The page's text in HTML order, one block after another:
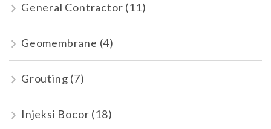
General Contractor (11)
Geomembrane (4)
Grouting (7)
Injeksi Bocor (18)